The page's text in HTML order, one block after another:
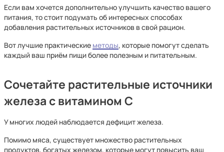
Если вам хочется дополнительно улучшить качество вашего
питания, то стоит подумать об интересных способах
добавления растительных источников в свой рацион.
Вот лучшие практические методы, которые помогут сделать
каждый ваш приём пищи более полезным и питательным.
Сочетайте растительные источники
железа с витамином С
У многих людей наблюдается дефицит железа.
Помимо мяса, существует множество растительных
продуктов, богатых железом, которые могут повысить ваш